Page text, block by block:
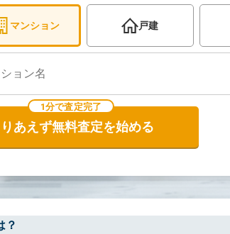
マンション 戸建
1分で査定完了
りあえず無料査定を始める
？